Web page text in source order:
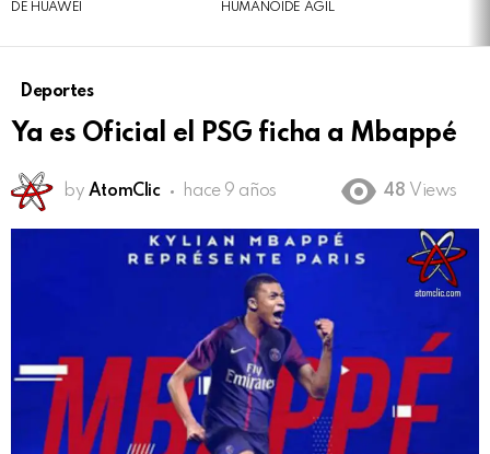
DE HUAWEI
HUMANOIDE ÁGIL
Deportes
Ya es Oficial el PSG ficha a Mbappé
by AtomClic hace 9 años 48 Views